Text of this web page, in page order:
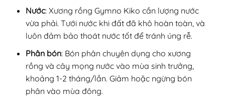
Nước: Xương rồng Gymno Kiko cần lượng nước
vừa phải. Tưới nước khi đất đã khô hoàn toàn, và
luôn đảm bảo thoát nước tốt để tránh úng rễ.
Phân bón: Bón phân chuyên dụng cho xương
rồng và cây mọng nước vào mùa sinh trưởng,
khoảng 1-2 tháng/lần. Giảm hoặc ngừng bón
phân vào mùa đông.